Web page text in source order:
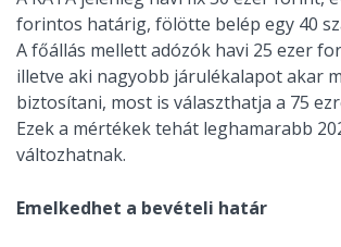
forintos határig, fölötte belép egy 40
A főállás mellett adózók havi 25 ezer
illetve aki nagyobb járulékalapot akar
biztosítani, most is választhatja a 75
Ezek a mértékek tehát leghamarabb
változhatnak.
Emelkedhet a bevételi határ